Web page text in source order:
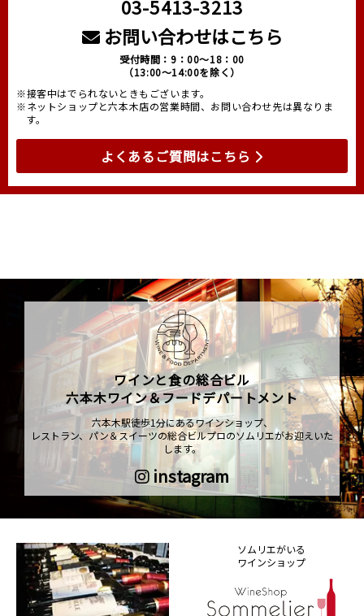
03-5413-3213
お問い合わせはこちら
受付時間：9：00～18：00
（13:00～14:00を除く）
※接客中はでられないときもございます。
※ネットショップと六本木店の営業時間、お問い合わせ先は異なりま
す。
よくあるご質問はこちら
ワインと食の総合ビル
六本木ワイン＆フードデパートメント
六本木駅徒歩1分にあるワインショップ、
レストラン、パン＆スイーツの総合ビルプロのソムリエがお迎えいた
します。
instagram
ソムリエがいる
ワインショップ